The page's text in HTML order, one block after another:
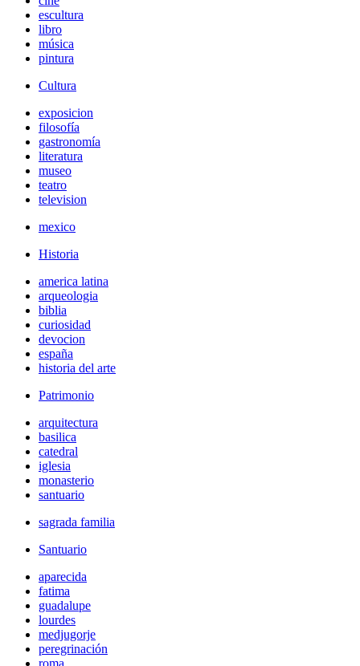
escultura
libro
música
pintura
Cultura
exposicion
filosofía
gastronomía
literatura
museo
teatro
television
mexico
Historia
america latina
arqueologia
biblia
curiosidad
devocion
españa
historia del arte
Patrimonio
arquitectura
basilica
catedral
iglesia
monasterio
santuario
sagrada familia
Santuario
aparecida
fatima
guadalupe
lourdes
medjugorje
peregrinación
roma